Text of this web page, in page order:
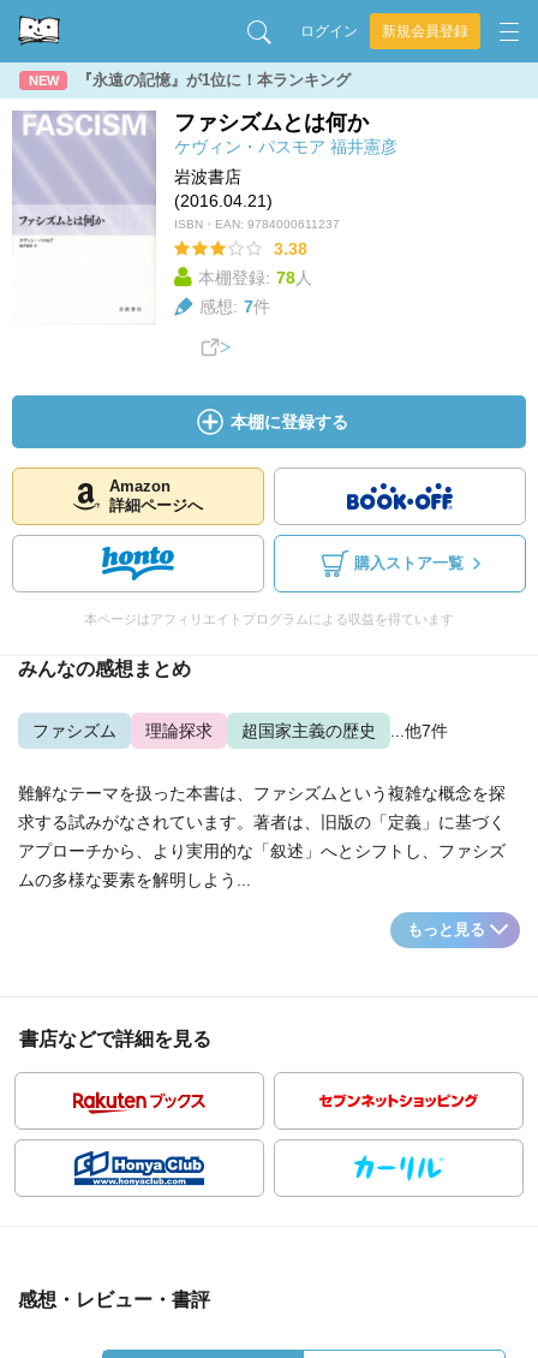
ログイン 新規会員登録
NEW 『永遠の記憶』が1位に！本ランキング
ファシズムとは何か
ケヴィン・パスモア 福井憲彦
岩波書店
(2016.04.21)
ISBN・EAN: 9784000611237
3.38
本棚登録: 78人
感想: 7件
本棚に登録する
Amazon
詳細ページへ
購入ストア一覧
本ページはアフィリエイトプログラムによる収益を得ています
みんなの感想まとめ
ファシズム 理論探求 超国家主義の歴史 ...他7件
難解なテーマを扱った本書は、ファシズムという複雑な概念を探
求する試みがなされています。著者は、旧版の「定義」に基づく
アプローチから、より実用的な「叙述」へとシフトし、ファシズ
ムの多様な要素を解明しよう...
もっと見る
書店などで詳細を見る
感想・レビュー・書評